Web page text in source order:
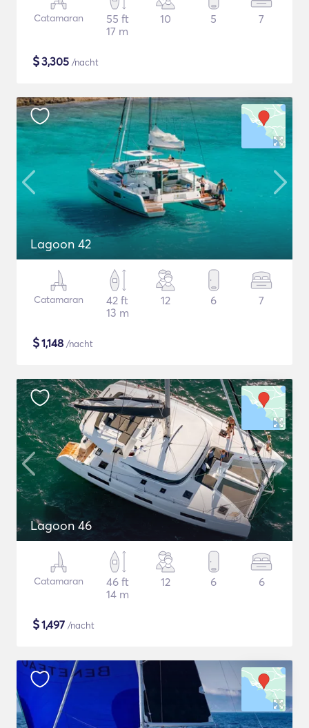
Catamaran
55 ft
17 m
10 5 7
$3,305 /nacht
Lagoon 42
Catamaran
42 ft
13 m
12 6 7
$1,148 /nacht
Lagoon 46
Catamaran
46 ft
14 m
12 6 6
$1,497 /nacht